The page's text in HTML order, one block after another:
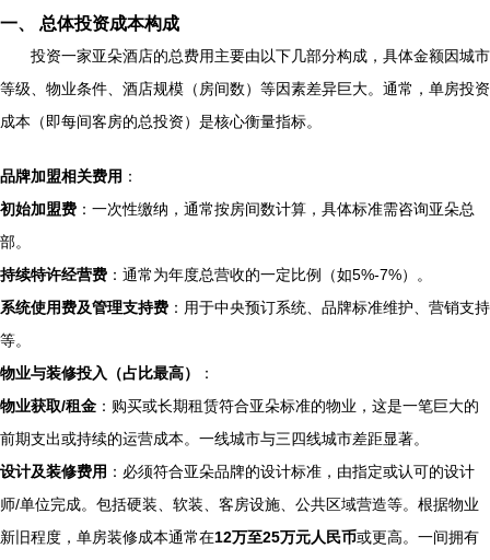
一、 总体投资成本构成
投资一家亚朵酒店的总费用主要由以下几部分构成，具体金额因城市
等级、物业条件、酒店规模（房间数）等因素差异巨大。通常，单房投资
成本（即每间客房的总投资）是核心衡量指标。
品牌加盟相关费用 ：
初始加盟费 ：一次性缴纳，通常按房间数计算，具体标准需咨询亚朵总
部。
持续特许经营费 ：通常为年度总营收的一定比例（如5%-7%）。
系统使用费及管理支持费 ：用于中央预订系统、品牌标准维护、营销支持
等。
物业与装修投入（占比最高）
：
物业获取/租金 ：购买或长期租赁符合亚朵标准的物业，这是一笔巨大的
前期支出或持续的运营成本。一线城市与三四线城市差距显著。
设计及装修费用 ：必须符合亚朵品牌的设计标准，由指定或认可的设计
师/单位完成。包括硬装、软装、客房设施、公共区域营造等。根据物业
新旧程度，单房装修成本通常在12万至25万元人民币或更高。一间拥有